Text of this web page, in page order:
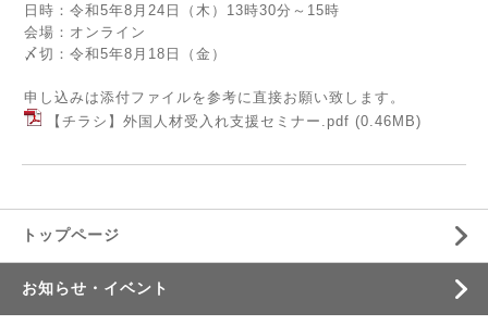
日時：令和5年8月24日（木）13時30分～15時
会場：オンライン
〆切：令和5年8月18日（金）
申し込みは添付ファイルを参考に直接お願い致します。
【チラシ】外国人材受入れ支援セミナー.pdf (0.46MB)
トップページ
お知らせ・イベント